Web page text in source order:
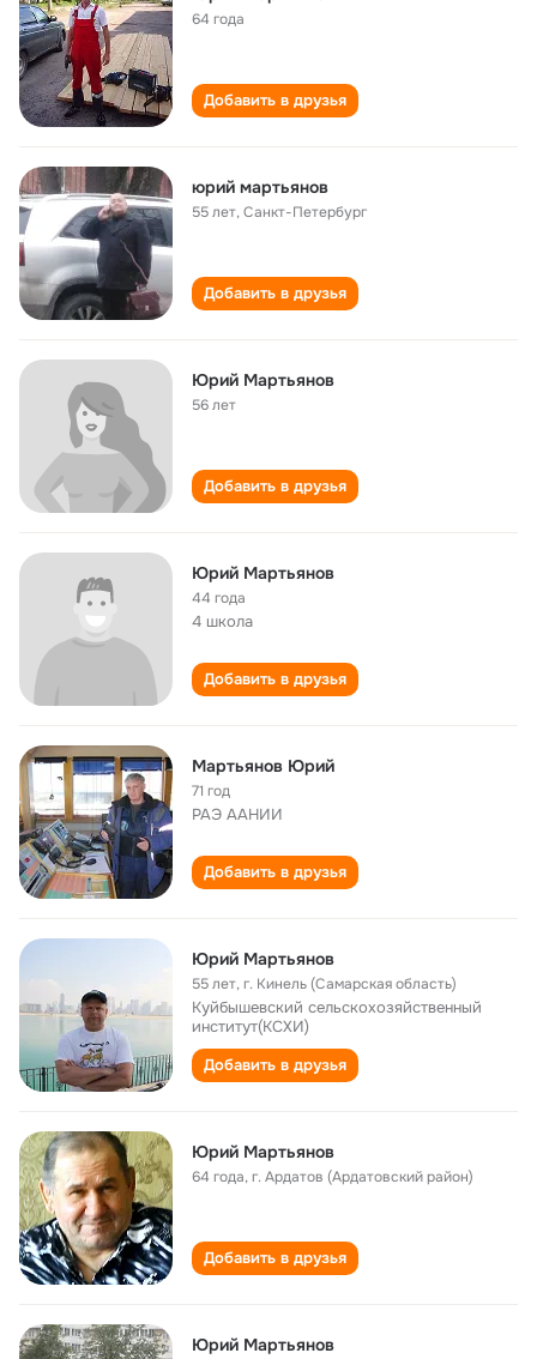
64 года
Добавить в друзья
юрий мартьянов
55 лет,Санкт-Петербург
Добавить в друзья
Юрий Мартьянов
56 лет
Добавить в друзья
Юрий Мартьянов
44 года
4 школа
Добавить в друзья
Мартьянов Юрий
71 год
РАЭ ААНИИ
Добавить в друзья
Юрий Мартьянов
55 лет,г. Кинель (Самарская область)
Куйбышевский сельскохозяйственный
институт(КСХИ)
Добавить в друзья
Юрий Мартьянов
64 года,г. Ардатов (Ардатовский район)
Добавить в друзья
Юрий Мартьянов